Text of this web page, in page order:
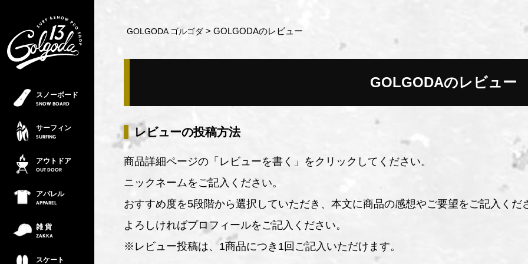
スノーボード
SNOW BOARD
サーフィン
SURFING
アウトドア
OUT DOOR
アパレル
APPAREL
雑 貨
ZAKKA
スケート
GOLGODA ゴルゴダ GOLGODAのレビュー
GOLGODAのレビュー
レビューの投稿方法
商品詳細ページの「レビューを書く」をクリックしてください。
ニックネームをご記入ください。
おすすめ度を5段階から選択していただき、本文に商品の感想やご要望をご記入くだ
よろしければプロフィールをご記入ください。
※レビュー投稿は、1商品につき1回ご記入いただけます。